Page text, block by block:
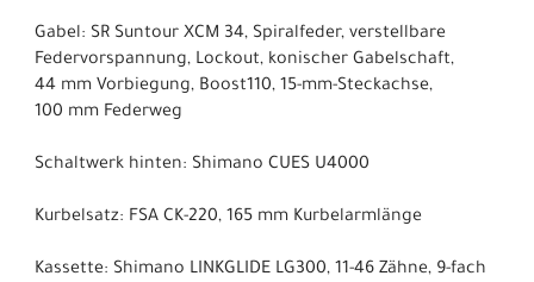
Gabel: SR Suntour XCM 34, Spiralfeder, verstellbare
Federvorspannung, Lockout, konischer Gabelschaft,
44 mm Vorbiegung, Boost110, 15-mm-Steckachse,
100 mm Federweg
Schaltwerk hinten: Shimano CUES U4000
Kurbelsatz: FSA CK-220, 165 mm Kurbelarmlänge
Kassette: Shimano LINKGLIDE LG300, 11-46 Zähne, 9-fach